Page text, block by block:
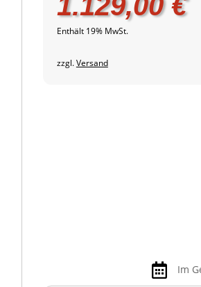
Enthält 19% MwSt.
zzgl.Versand
 Im